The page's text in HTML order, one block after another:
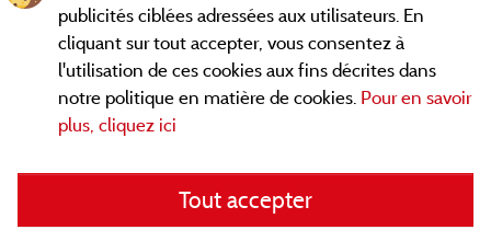
Les meilleurs campings en Savoie. Consultez les fiches de nos
adhérents et découvrez nos meilleures offres en Chartreuse,
en Maurienne, Génévois, des lacs d'Aiguebelette, Annecy,
Léman et Le Bourget... informez vous directement ici en ligne
avant de contacter le camping pour réserver votre séjour
Faites vous votre propre idée du camping, au pied d'un lac, en
publicités ciblées adressées aux utilisateurs. En
cliquant sur tout accepter, vous consentez à
l'utilisation de ces cookies aux fins décrites dans
notre politique en matière de cookies. Pour en savoir
plus, cliquez ici
Tout accepter